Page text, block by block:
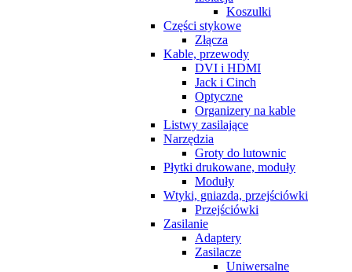
Koszulki
Części stykowe
Złącza
Kable, przewody
DVI i HDMI
Jack i Cinch
Optyczne
Organizery na kable
Listwy zasilające
Narzędzia
Groty do lutownic
Płytki drukowane, moduły
Moduły
Wtyki, gniazda, przejściówki
Przejściówki
Zasilanie
Adaptery
Zasilacze
Uniwersalne